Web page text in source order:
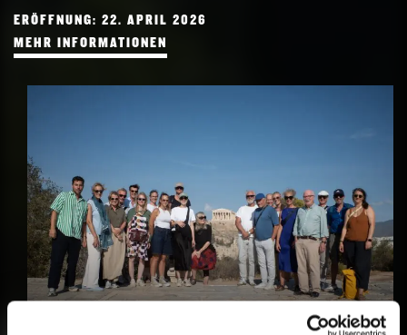
FREUNDESKREIS ARCHITEKTURMUSEUM TUM
ERÖFFNUNG: 22. APRIL 2026
MEHR INFORMATIONEN
FREUNDESKREIS ARCHITEKTURMUSEUM